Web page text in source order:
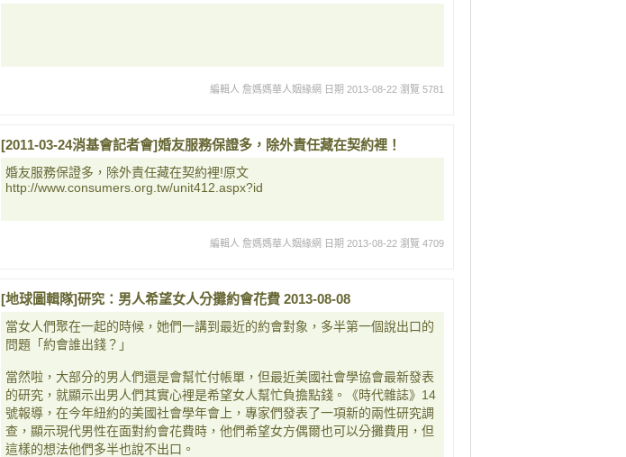
編輯人 詹媽媽華人姻緣網 日期 2013-08-22 瀏覽 5781
[2011-03-24消基會記者會]婚友服務保證多，除外責任藏在契約裡！
婚友服務保證多，除外責任藏在契約裡!原文
http://www.consumers.org.tw/unit412.aspx?id
編輯人 詹媽媽華人姻緣網 日期 2013-08-22 瀏覽 4709
[地球圖輯隊]研究：男人希望女人分攤約會花費 2013-08-08
當女人們聚在一起的時候，她們一講到最近的約會對象，多半第一個說出口的
問題「約會誰出錢？」
當然啦，大部分的男人們還是會幫忙付帳單，但最近美國社會學協會最新發表
的研究，就顯示出男人們其實心裡是希望女人幫忙負擔點錢。《時代雜誌》14
號報導，在今年紐約的美國社會學年會上，專家們發表了一項新的兩性研究調
查，顯示現代男性在面對約會花費時，他們希望女方偶爾也可以分攤費用，但
這樣的想法他們多半也說不出口。